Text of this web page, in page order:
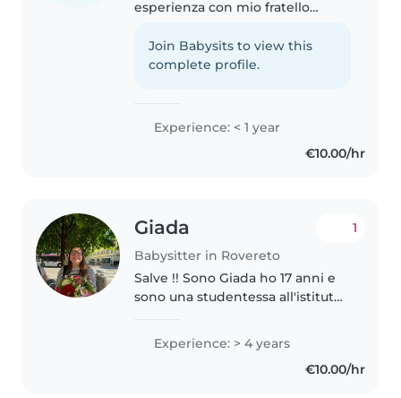
esperienza con mio fratello
bambini speciali. Mi piace molto
stare con i bambini, giocare con
Join Babysits to view this
complete profile.
Experience: < 1 year
€10.00/hr
Giada
Babysitter in Rovereto
1
Salve !! Sono Giada ho 17 anni e
sono una studentessa all'istituto
soprattutto una a cui piace
trascorrere il tempo assieme..
Experience: > 4 years
€10.00/hr